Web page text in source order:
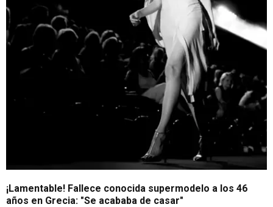
Trágica noticia
¡Lamentable! Fallece conocida supermodelo a los 46
años en Grecia: "Se acababa de casar"